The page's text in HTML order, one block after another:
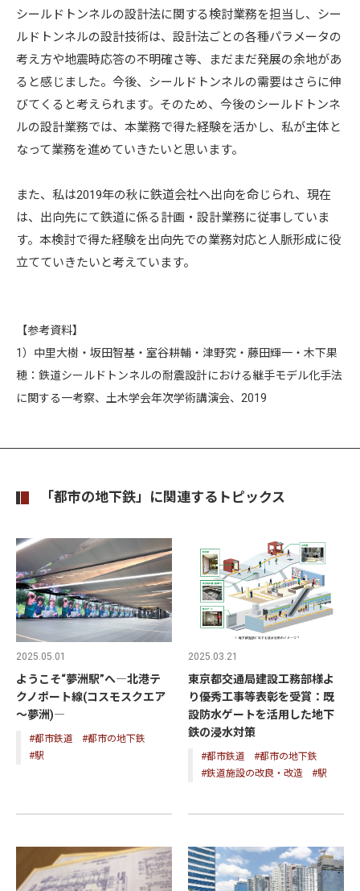
シールドトンネルの設計法に関する検討業務を担当し、シー
ルドトンネルの設計技術は、設計法ごとの各種パラメータの
考え方や地震時応答の不明確さ等、まだまだ発展の余地があ
ると感じました。今後、シールドトンネルの需要はさらに伸
びてくると考えられます。そのため、今後のシールドトンネ
ルの設計業務では、本業務で得た経験を活かし、私が主体と
なって業務を進めていきたいと思います。
また、私は2019年の秋に鉄道会社へ出向を命じられ、現在
は、出向先にて鉄道に係る計画・設計業務に従事していま
す。本検討で得た経験を出向先での業務対応と人脈形成に役
立てていきたいと考えています。
【参考資料】
1）中里大樹・坂田智基・室谷耕輔・津野究・藤田輝一・木下果
穂：鉄道シールドトンネルの耐震設計における継手モデル化手法
に関する一考察、土木学会年次学術講演会、2019
「都市の地下鉄」に関連するトピックス
2025.05.01
ようこそ“夢洲駅”へ―北港テ
クノポート線(コスモスクエア
～夢洲)―
#都市鉄道
#都市の地下鉄
#駅
2025.03.21
東京都交通局建設工務部様よ
り優秀工事等表彰を受賞：既
設防水ゲートを活用した地下
鉄の浸水対策
#都市鉄道
#都市の地下鉄
#鉄道施設の改良・改造
#駅